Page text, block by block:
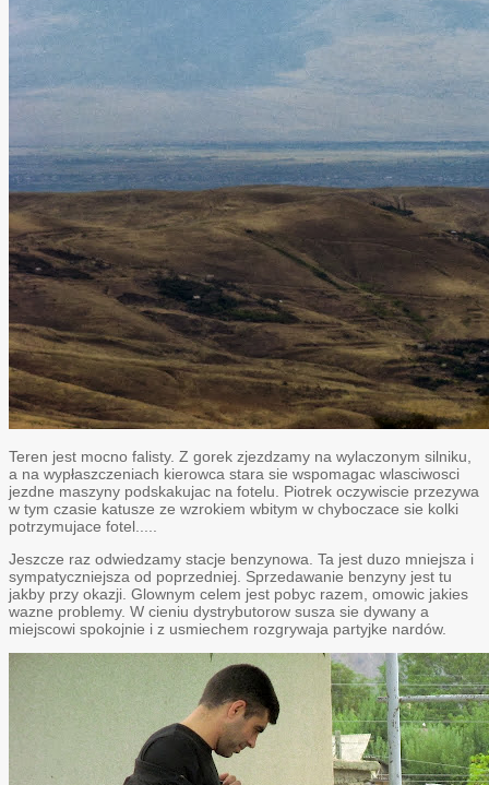
Teren jest mocno falisty. Z gorek zjezdzamy na wylaczonym silniku,
a na wypłaszczeniach kierowca stara sie wspomagac wlasciwosci
jezdne maszyny podskakujac na fotelu. Piotrek oczywiscie przezywa
w tym czasie katusze ze wzrokiem wbitym w chyboczace sie kolki
potrzymujace fotel.....
Jeszcze raz odwiedzamy stacje benzynowa. Ta jest duzo mniejsza i
sympatyczniejsza od poprzedniej. Sprzedawanie benzyny jest tu
jakby przy okazji. Glownym celem jest pobyc razem, omowic jakies
wazne problemy. W cieniu dystrybutorow susza sie dywany a
miejscowi spokojnie i z usmiechem rozgrywaja partyjke nardów.